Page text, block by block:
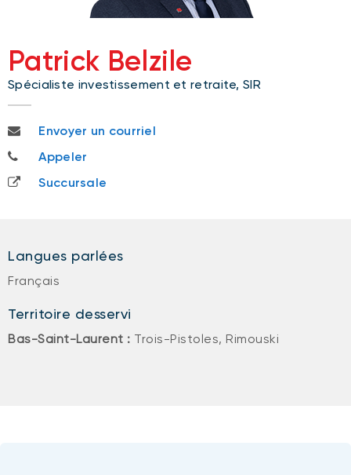
Devenir client
English
Patrick Belzile
Spécialiste investissement et retraite, SIR
patrick.belzile@bnc.ca
Envoyer un courriel
418 723-4172
Appeler
Succursale
Langues parlées
Français
Territoire desservi
Bas-Saint-Laurent : Trois-Pistoles, Rimouski